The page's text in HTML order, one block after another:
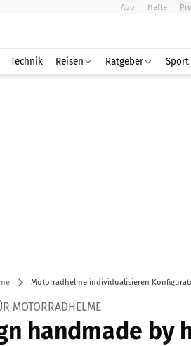
Abo Hefte
Technik Reisen Ratgeber Sport
Motorradhelme individualisieren
MOTORRADHELME
handmade by